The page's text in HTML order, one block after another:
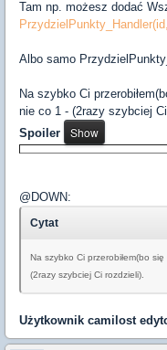
Tam np. możesz dodać
Albo samo
Na szybko Ci
nie co 1 - (2razy szybciej
Spoiler
@DOWN:
Cytat
Na szybko Ci przerobiłem(bo
(2razy szybciej Ci rozdzieli).
Użytkownik camilost